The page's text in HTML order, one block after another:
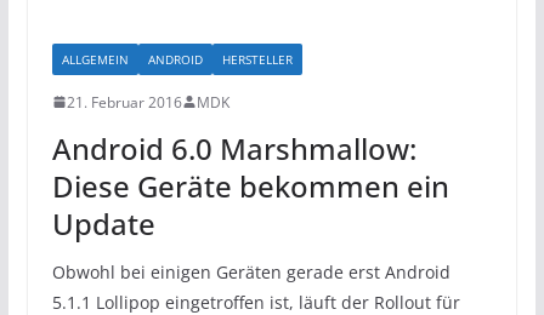
ALLGEMEIN ANDROID HERSTELLER
21. Februar 2016 MDK
Android 6.0 Marshmallow:
Diese Geräte bekommen ein
Update
Obwohl bei einigen Geräten gerade erst Android
5.1.1 Lollipop eingetroffen ist, läuft der Rollout für